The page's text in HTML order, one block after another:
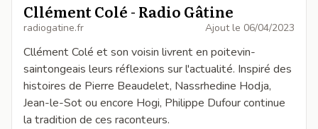
Cllément Colé - Radio Gâtine
radiogatine.fr Ajout le 06/04/2023
Cllément Colé et son voisin livrent en poitevin-
saintongeais leurs réflexions sur l'actualité. Inspiré des
histoires de Pierre Beaudelet, Nassrhedine Hodja,
Jean-le-Sot ou encore Hogi, Philippe Dufour continue
la tradition de ces raconteurs.